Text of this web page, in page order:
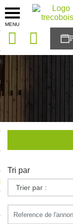
MENU
solutions
Trecobois
à NESTOR
Tri par